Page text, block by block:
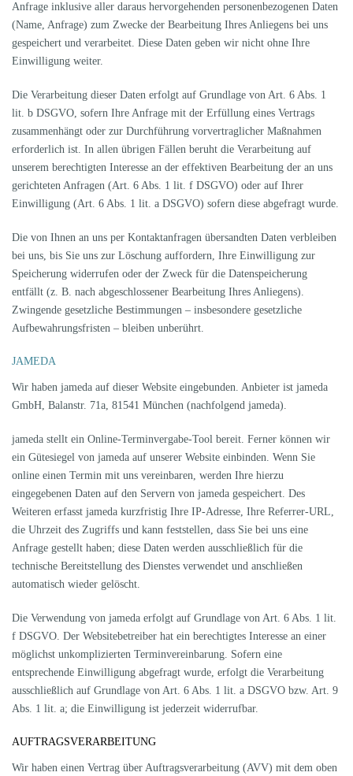
Anfrage inklusive aller daraus hervorgehenden personenbezogenen Daten
(Name, Anfrage) zum Zwecke der Bearbeitung Ihres Anliegens bei uns
gespeichert und verarbeitet. Diese Daten geben wir nicht ohne Ihre
Einwilligung weiter.
Die Verarbeitung dieser Daten erfolgt auf Grundlage von Art. 6 Abs. 1
lit. b DSGVO, sofern Ihre Anfrage mit der Erfüllung eines Vertrags
zusammenhängt oder zur Durchführung vorvertraglicher Maßnahmen
erforderlich ist. In allen übrigen Fällen beruht die Verarbeitung auf
unserem berechtigten Interesse an der effektiven Bearbeitung der an uns
gerichteten Anfragen (Art. 6 Abs. 1 lit. f DSGVO) oder auf Ihrer
Einwilligung (Art. 6 Abs. 1 lit. a DSGVO) sofern diese abgefragt wurde.
Die von Ihnen an uns per Kontaktanfragen übersandten Daten verbleiben
bei uns, bis Sie uns zur Löschung auffordern, Ihre Einwilligung zur
Speicherung widerrufen oder der Zweck für die Datenspeicherung
entfällt (z. B. nach abgeschlossener Bearbeitung Ihres Anliegens).
Zwingende gesetzliche Bestimmungen – insbesondere gesetzliche
Aufbewahrungsfristen – bleiben unberührt.
JAMEDA
Wir haben jameda auf dieser Website eingebunden. Anbieter ist jameda
GmbH, Balanstr. 71a, 81541 München (nachfolgend jameda).
jameda stellt ein Online-Terminvergabe-Tool bereit. Ferner können wir
ein Gütesiegel von jameda auf unserer Website einbinden. Wenn Sie
online einen Termin mit uns vereinbaren, werden Ihre hierzu
eingegebenen Daten auf den Servern von jameda gespeichert. Des
Weiteren erfasst jameda kurzfristig Ihre IP-Adresse, Ihre Referrer-URL,
die Uhrzeit des Zugriffs und kann feststellen, dass Sie bei uns eine
Anfrage gestellt haben; diese Daten werden ausschließlich für die
technische Bereitstellung des Dienstes verwendet und anschließen
automatisch wieder gelöscht.
Die Verwendung von jameda erfolgt auf Grundlage von Art. 6 Abs. 1 lit.
f DSGVO. Der Websitebetreiber hat ein berechtigtes Interesse an einer
möglichst unkomplizierten Terminvereinbarung. Sofern eine
entsprechende Einwilligung abgefragt wurde, erfolgt die Verarbeitung
ausschließlich auf Grundlage von Art. 6 Abs. 1 lit. a DSGVO bzw. Art. 9
Abs. 1 lit. a; die Einwilligung ist jederzeit widerrufbar.
AUFTRAGSVERARBEITUNG
Wir haben einen Vertrag über Auftragsverarbeitung (AVV) mit dem oben